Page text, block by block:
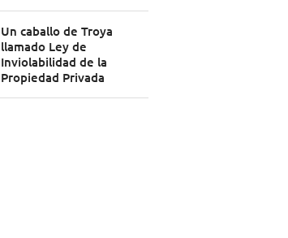
Un caballo de Troya
llamado Ley de
Inviolabilidad de la
Propiedad Privada